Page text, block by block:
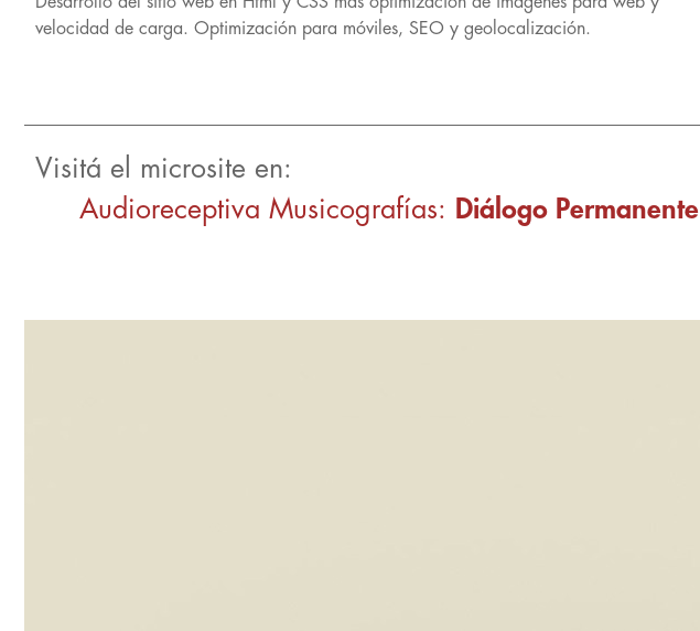
velocidad de carga. Optimización para móviles, SEO y geolocalización.
Visitá el microsite en:
Audioreceptiva Musicografías: Diálogo Permanente